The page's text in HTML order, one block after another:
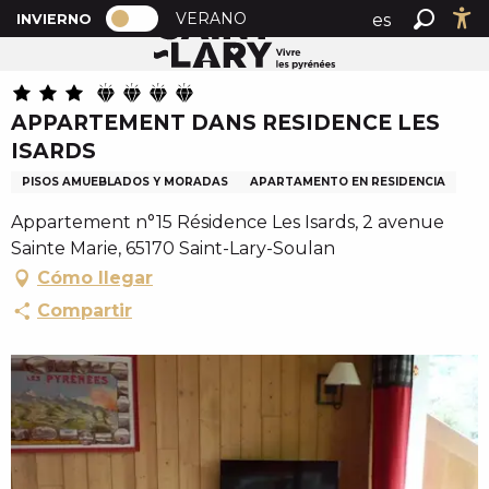
A
l
e
r
a
u
o
n
t
e
u
p
r
i
n
PAGE D’ACCUEIL ACTUELLE HIVER : PASSER EN
INVIERNO PAGE D’ACCUEIL ACTUELLE HIVER :
VERANO
es
Buscar
Inicio APPARTEMENT DANS RESIDENCE LES ISARDS
APPARTEMENT DANS RESIDENCE LES
ISARDS
PISOS AMUEBLADOS Y MORADAS APARTAMENTO EN RESIDENCIA
Appartement n°15 Résidence Les Isards, 2 avenue
Sainte Marie, 65170 Saint-Lary-Soulan
Cómo llegar
Compartir